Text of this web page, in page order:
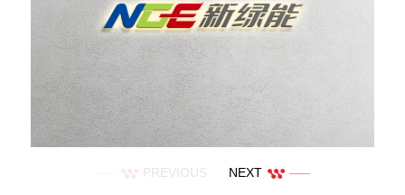
PREVIOUS NEXT